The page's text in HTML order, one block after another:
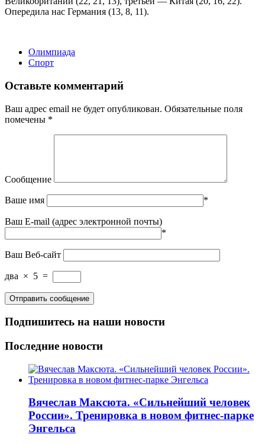
Опередила нас Германия (13, 8, 11).
Олимпиада
Спорт
Оставьте комментарий
Ваш адрес email не будет опубликован. Обязательные поля
помечены *
Сообщение
Ваше имя *
Ваш E-mail (адрес электронной почты)
*
Ваш Веб-сайт
два × 5 =
Подпишитесь на наши новости
Последние новости
Вячеслав Максюта. «Сильнейший человек
России». Тренировка в новом фитнес-парке
Энгельса